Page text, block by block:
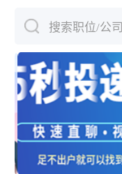
搜索职位/公司